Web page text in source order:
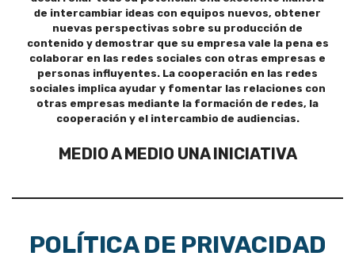
de intercambiar ideas con equipos nuevos, obtener
nuevas perspectivas sobre su producción de
contenido y demostrar que su empresa vale la pena es
colaborar en las redes sociales con otras empresas e
personas influyentes. La cooperación en las redes
sociales implica ayudar y fomentar las relaciones con
otras empresas mediante la formación de redes, la
cooperación y el intercambio de audiencias.
MEDIO A MEDIO UNA INICIATIVA
POLÍTICA DE PRIVACIDAD